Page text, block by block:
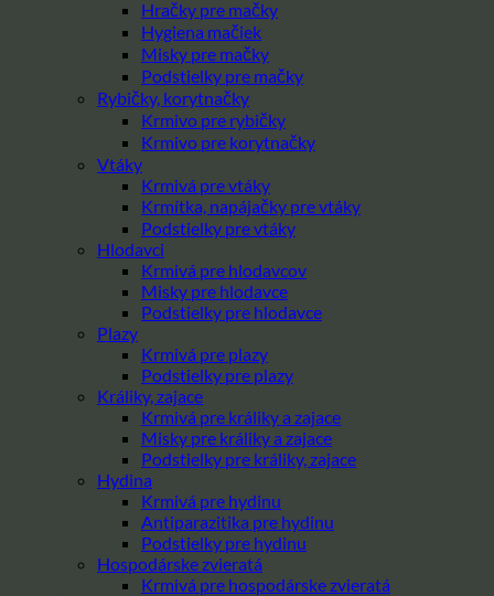
Hračky pre mačky
Hygiena mačiek
Misky pre mačky
Podstielky pre mačky
Rybičky, korytnačky
Krmivo pre rybičky
Krmivo pre korytnačky
Vtáky
Krmivá pre vtáky
Krmítka, napájačky pre vtáky
Podstielky pre vtáky
Hlodavci
Krmivá pre hlodavcov
Misky pre hlodavce
Podstielky pre hlodavce
Plazy
Krmivá pre plazy
Podstielky pre plazy
Králiky, zajace
Krmivá pre králiky a zajace
Misky pre králiky a zajace
Podstielky pre králiky, zajace
Hydina
Krmivá pre hydinu
Antiparazitika pre hydinu
Podstielky pre hydinu
Hospodárske zvieratá
Krmivá pre hospodárske zvieratá